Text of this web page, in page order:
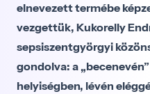
elnevezett termébe
vezgettük, Kukorelly
sepsiszentgyörgyi
gondolva: a „becenevén”
helyiségben, lévén